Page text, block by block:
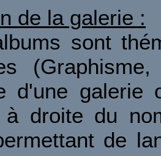
de la galerie :
sont
d'une galerie
à droite du
de